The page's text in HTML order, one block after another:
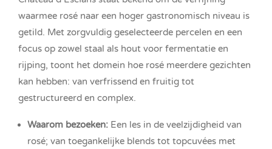
waarmee rosé naar een hoger gastronomisch niveau is
getild. Met zorgvuldig geselecteerde percelen en een
focus op zowel staal als hout voor fermentatie en
rijping, toont het domein hoe rosé meerdere gezichten
kan hebben: van verfrissend en fruitig tot
gestructureerd en complex.
Waarom bezoeken: Een les in de veelzijdigheid van
rosé; van toegankelijke blends tot topcuvées met